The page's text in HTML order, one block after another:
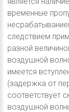
временные
следствием
разной
воздушной
имеется
(задержка от
соответствует
воздушной